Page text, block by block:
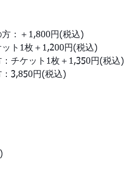
：＋1,800円(税込)
ト1枚＋1,200円(税込)
チケット1枚＋1,350円(税込)
3,850円(税込)